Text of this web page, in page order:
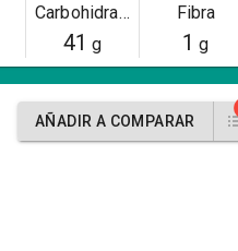
Carbohidratos
41 g
Fibra
1 g
AÑADIR A COMPARAR